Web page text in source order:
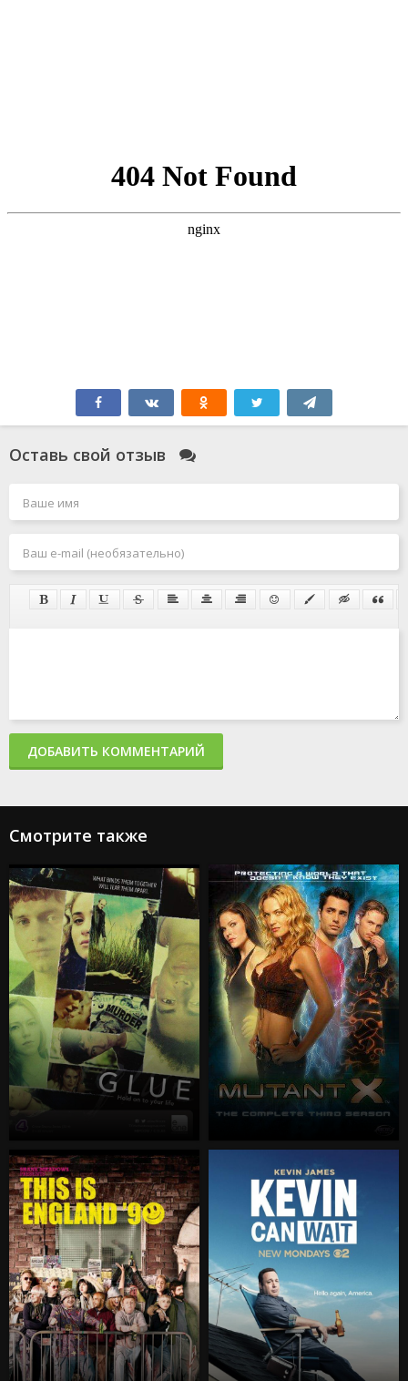
Оставь свой отзыв
ДОБАВИТЬ КОММЕНТАРИЙ
Смотрите также